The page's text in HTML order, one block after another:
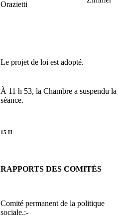
Orazietti
Le projet de loi est adopté.
À 11 h 53, la Chambre a suspendu la
séance.
15 H
RAPPORTS DES COMITÉS
Comité permanent de la politique
sociale.:-